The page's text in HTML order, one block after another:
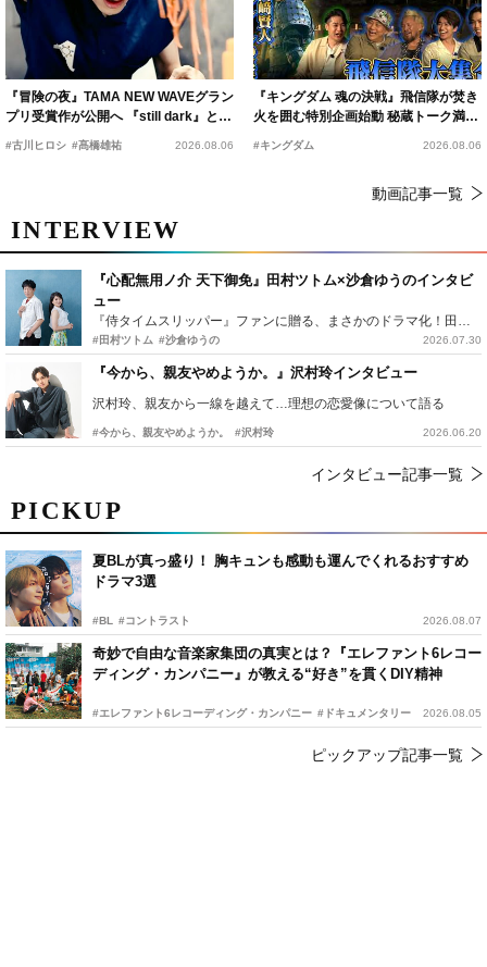
PICKUP
夏BLが真っ盛り！ 胸キュンも感動も運んでくれるおすすめ
ドラマ3選
#BL #コントラスト 2026.08.07
奇妙で自由な音楽家集団の真実とは？『エレファント6レコー
ディング・カンパニー』が教える“好き”を貫くDIY精神
#エレファント6レコーディング・カンパニー #ドキュメンタリー 2026.08.05
ピックアップ記事一覧
『冒険の夜』TAMA NEW WAVEグラン
プリ受賞作が公開へ 『still dark』と同
時上映決定
#古川ヒロシ #髙橋雄祐 2026.08.06
『キングダム 魂の決戦』飛信隊が焚き
火を囲む特別企画始動 秘蔵トーク満載
の“キングダムキャンプ”開催
#キングダム 2026.08.06
動画記事一覧
INTERVIEW
『心配無用ノ介 天下御免』田村ツトム×沙倉ゆうのインタビ
ュー
『侍タイムスリッパー』ファンに贈る、まさかのドラマ化！田村ツトム×沙倉ゆうのが語る『心配無用ノ介』撮影秘話
#田村ツトム #沙倉ゆうの 2026.07.30
『今から、親友やめようか。』沢村玲インタビュー
沢村玲、親友から一線を越えて…理想の恋愛像について語る
#今から、親友やめようか。 #沢村玲 2026.06.20
インタビュー記事一覧